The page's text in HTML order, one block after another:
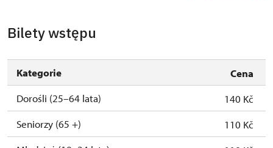
7. 12.-31. 12.
2027
1. 1.-24. 3. zamknięte
Bilety wstępu
Kategorie
Cena
Dorośli (25–64 lata)
140 Kč
Seniorzy (65 +)
110 Kč